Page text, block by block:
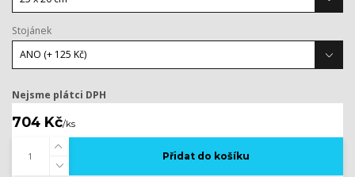
Stojánek
Nejsme plátci DPH
704 Kč/ks
Přidat do košíku